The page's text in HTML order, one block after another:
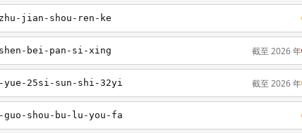
jian-shou-ren-ke
bei-pan-si-xing 截至 2026 年
yue-25si-sun-shi-32yi 截至 2026 年
shou-bu-lu-you-fa